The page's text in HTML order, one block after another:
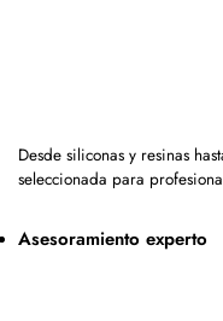
Desde siliconas y resinas
seleccionada para
Asesoramiento experto